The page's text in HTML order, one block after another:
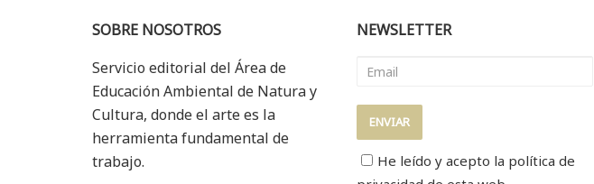
SOBRE NOSOTROS
Servicio editorial del Área de
Educación Ambiental de Natura y
Cultura, donde el arte es la
herramienta fundamental de
trabajo.
NEWSLETTER
He leído y acepto la política de